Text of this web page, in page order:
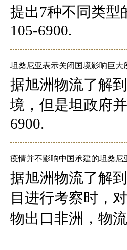
提出7种不同类型
105-6900.
坦桑尼亚表示关闭国境影响巨大
据旭洲物流了解
境，但是坦政府
6900.
疫情并不影响中国承建的坦桑尼
据旭洲物流了解
目进行考察时，
物出口非洲，物